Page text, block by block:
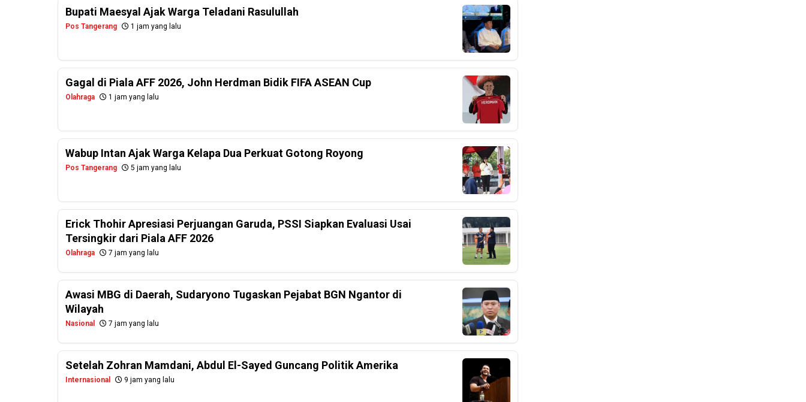
Bupati Maesyal Ajak Warga Teladani Rasulullah
Pos Tangerang 1 jam yang lalu
Gagal di Piala AFF 2026, John Herdman Bidik FIFA ASEAN Cup
Olahraga 1 jam yang lalu
Wabup Intan Ajak Warga Kelapa Dua Perkuat Gotong Royong
Pos Tangerang 5 jam yang lalu
Erick Thohir Apresiasi Perjuangan Garuda, PSSI Siapkan Evaluasi Usai
Tersingkir dari Piala AFF 2026
Olahraga 7 jam yang lalu
Awasi MBG di Daerah, Sudaryono Tugaskan Pejabat BGN Ngantor di
Wilayah
Nasional 7 jam yang lalu
Setelah Zohran Mamdani, Abdul El-Sayed Guncang Politik Amerika
Internasional 9 jam yang lalu